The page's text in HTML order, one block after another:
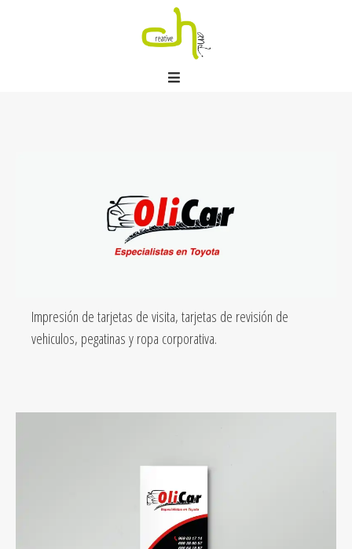
Impresión de tarjetas de visita, tarjetas de revisión de
vehiculos, pegatinas y ropa corporativa.